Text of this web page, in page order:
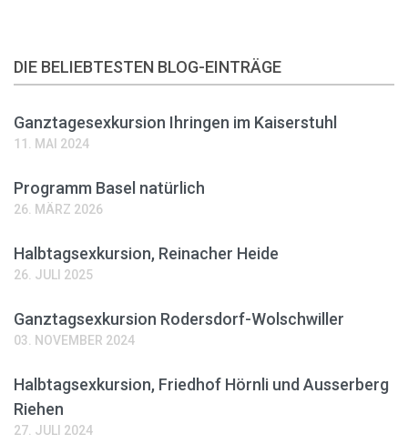
DIE BELIEBTESTEN BLOG-EINTRÄGE
Ganztagesexkursion Ihringen im Kaiserstuhl
11. MAI 2024
Programm Basel natürlich
26. MÄRZ 2026
Halbtagsexkursion, Reinacher Heide
26. JULI 2025
Ganztagsexkursion Rodersdorf-Wolschwiller
03. NOVEMBER 2024
Halbtagsexkursion, Friedhof Hörnli und Ausserberg
Riehen
27. JULI 2024